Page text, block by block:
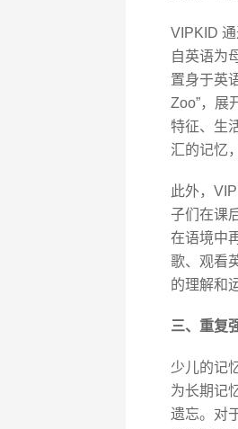
VIPKID
自英语为
置身于英
Zoo”，展
特征、生
汇的记忆
此外，
子们在课
在语境中
歌、观看
的理解和
三、重复
少儿的记
为长期记
遗忘。对